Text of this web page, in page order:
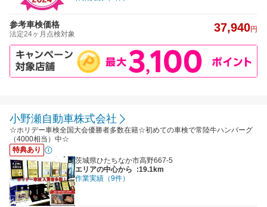
参考車検価格
法定24ヶ月点検対象 37,940円
小野瀬自動車株式会社
☆ホリデー車検全国大会優勝者多数在籍☆初めての車検で常陸牛ハンバーグ
（4000相当）中☆
特典あり
茨城県ひたちなか市高野667-5
エリアの中心から
:19.1km
作業実績（9件）